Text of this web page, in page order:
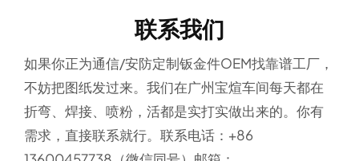
联系我们
如果你正为通信/安防定制钣金件OEM找靠谱工厂，
不妨把图纸发过来。我们在广州宝煊车间每天都在
折弯、焊接、喷粉，活都是实打实做出来的。你有
需求，直接联系就行。联系电话：+86